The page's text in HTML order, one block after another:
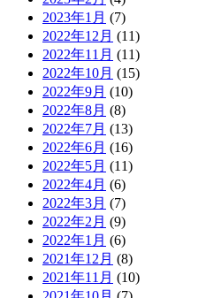
2023年1月 (7)
2022年12月 (11)
2022年11月 (11)
2022年10月 (15)
2022年9月 (10)
2022年8月 (8)
2022年7月 (13)
2022年6月 (16)
2022年5月 (11)
2022年4月 (6)
2022年3月 (7)
2022年2月 (9)
2022年1月 (6)
2021年12月 (8)
2021年11月 (10)